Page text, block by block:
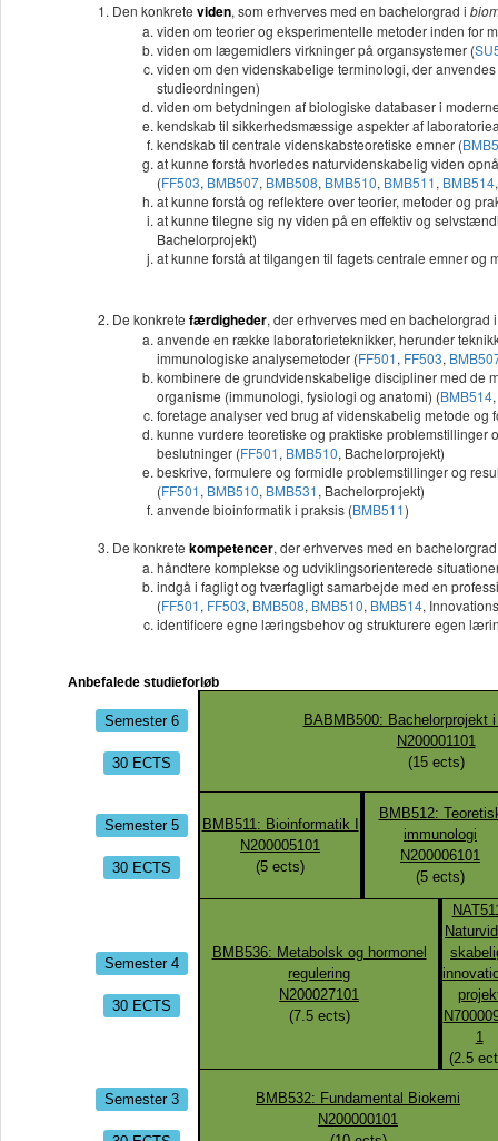
Den konkrete viden, som erhverves med en bachelorgrad i
viden om teorier og eksperimentelle metoder inden for
viden om lægemidlers virkninger på organsystemer (
viden om den videnskabelige terminologi, der
studieordningen)
viden om betydningen af biologiske databaser i
kendskab til sikkerhedsmæssige aspekter af
kendskab til centrale videnskabsteoretiske emner (
at kunne forstå hvorledes naturvidenskabelig viden
(FF503, BMB507, BMB508, BMB510, BMB511, BMB514
at kunne forstå og reflektere over teorier, metoder og
at kunne tilegne sig ny viden på en effektiv og
Bachelorprojekt)
at kunne forstå at tilgangen til fagets centrale emner
De konkrete færdigheder, der erhvervesmed en bachelorgrad
anvende en række laboratorieteknikker, herunder
immunologiske analysemetoder (FF501, FF503,
kombinere de grundvidenskabelige discipliner med de
organisme (immunologi, fysiologi og anatomi) (BMB514,
foretage analyser ved brug af videnskabelig metode
kunne vurdere teoretiske og praktiske
beslutninger (FF501, BMB510, Bachelorprojekt)
beskrive, formulere og formidle problemstillinger og
(FF501, BMB510, BMB531, Bachelorprojekt)
anvende bioinformatik i praksis (BMB511)
De konkrete kompetencer, der erhverves med en
håndtere komplekse og udviklingsorienterede
indgå i fagligt og tværfagligt samarbejde med en
(FF501, FF503, BMB508, BMB510, BMB514,
identificere egne læringsbehov og strukturere egen
Anbefalede studieforløb
Semester 6
30 ECTS
BABMB500: Bachelorprojekt
N200001101
(15ects)
Semester 5
30 ECTS
BMB511: Bioinformatik I
N200005101
(5 ects)
BMB512:
immunologi
N200006101
(5 ects)
Semester 4
30 ECTS
BMB536: Metabolsk og hormonel
regulering
N200027101
(7.5ects)
1
(2.5
Semester 3
BMB532: Fundamental Biokemi
N200000101